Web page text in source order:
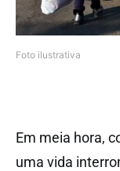
Foto ilustrativa
Em meia hora,
uma vida